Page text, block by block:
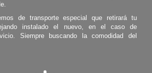
de transporte especial que retirará tu
instalado el nuevo, en el caso de
Siempre buscando la comodidad del